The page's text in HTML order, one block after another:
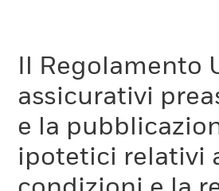
Il
assicurativi
e la
ipotetici relativi